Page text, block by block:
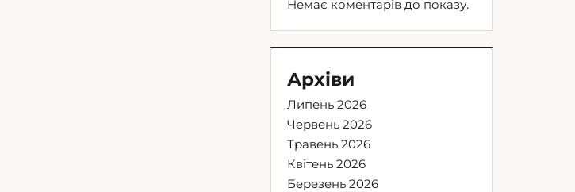
Немає коментарів до показу.
Архіви
Липень 2026
Червень 2026
Травень 2026
Квітень 2026
Березень 2026